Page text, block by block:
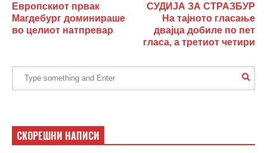
Европскиот првак
Магдебург доминираше
во целиот натпревар
СУДИЈА ЗА СТРАЗБУР
На тајното гласање
двајца добиле по пет
гласа, а третиот четири
СКОРЕШНИ НАПИСИ